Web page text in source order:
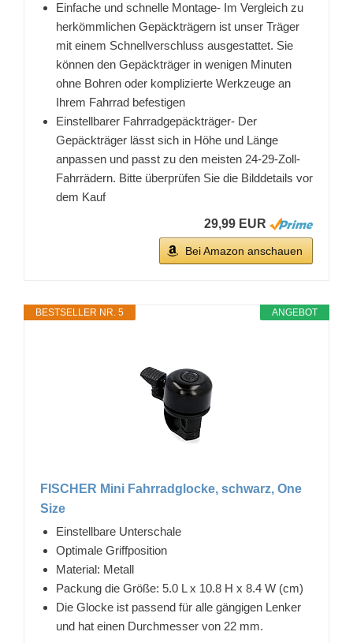
Einfache und schnelle Montage- Im Vergleich zu
herkömmlichen Gepäckträgern ist unser Träger
mit einem Schnellverschluss ausgestattet. Sie
können den Gepäckträger in wenigen Minuten
ohne Bohren oder komplizierte Werkzeuge an
Ihrem Fahrrad befestigen
Einstellbarer Fahrradgepäckträger- Der
Gepäckträger lässt sich in Höhe und Länge
anpassen und passt zu den meisten 24-29-Zoll-
Fahrrädern. Bitte überprüfen Sie die Bilddetails vor
dem Kauf
29,99 EUR
Bei Amazon anschauen
ANGEBOT
BESTSELLER NR. 5
FISCHER Mini Fahrradglocke, schwarz, One
Size
Einstellbare Unterschale
Optimale Griffposition
Material: Metall
Packung die Größe: 5.0 L x 10.8 H x 8.4 W (cm)
Die Glocke ist passend für alle gängigen Lenker
und hat einen Durchmesser von 22 mm.